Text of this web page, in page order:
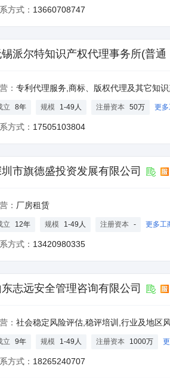
方式： 13660708747
锡派尔特知识产权代理事务所(普通
： 专利代理服务,商标、版权代理及其它知识产
立 8年 规模 1-49人 注册资本 50万 更
方式： 17505103804
市旗德盛投资发展有限公司
： 厂房租赁
立 12年 规模 1-49人 注册资本 - 更多工
方式： 13420980335
东志远安全管理咨询有限公司
： 社会稳定风险评估,稳评培训,行业及地区风险评价,社会评价,安全评价咨
立 9年 规模 1-49人 注册资本 1000万
方式： 18265240707